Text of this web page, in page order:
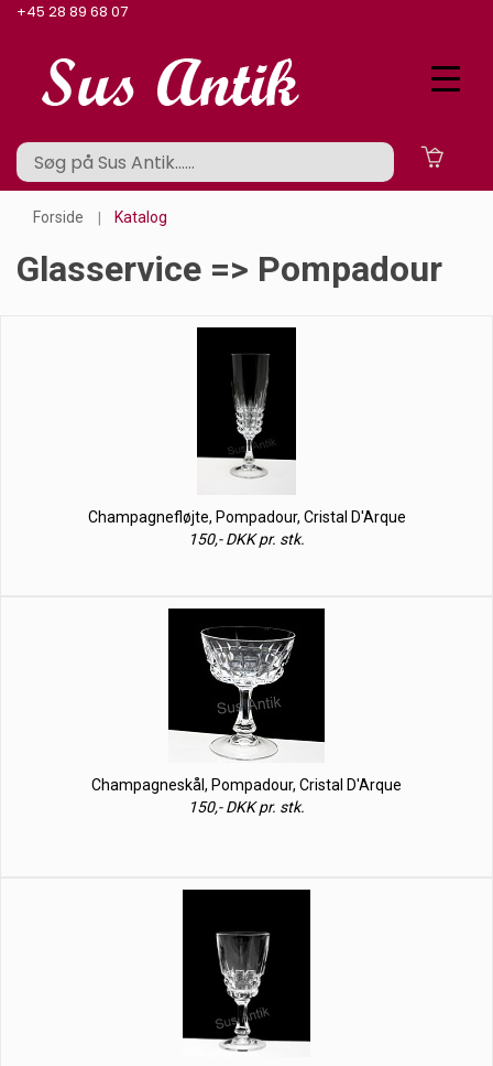
+45 28 89 68 07
Forside Katalog
Glasservice => Pompadour
Champagnefløjte, Pompadour, Cristal D'Arque
150,- DKK pr. stk.
Champagneskål, Pompadour, Cristal D'Arque
150,- DKK pr. stk.